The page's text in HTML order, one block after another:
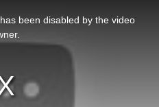
been disabled by the video